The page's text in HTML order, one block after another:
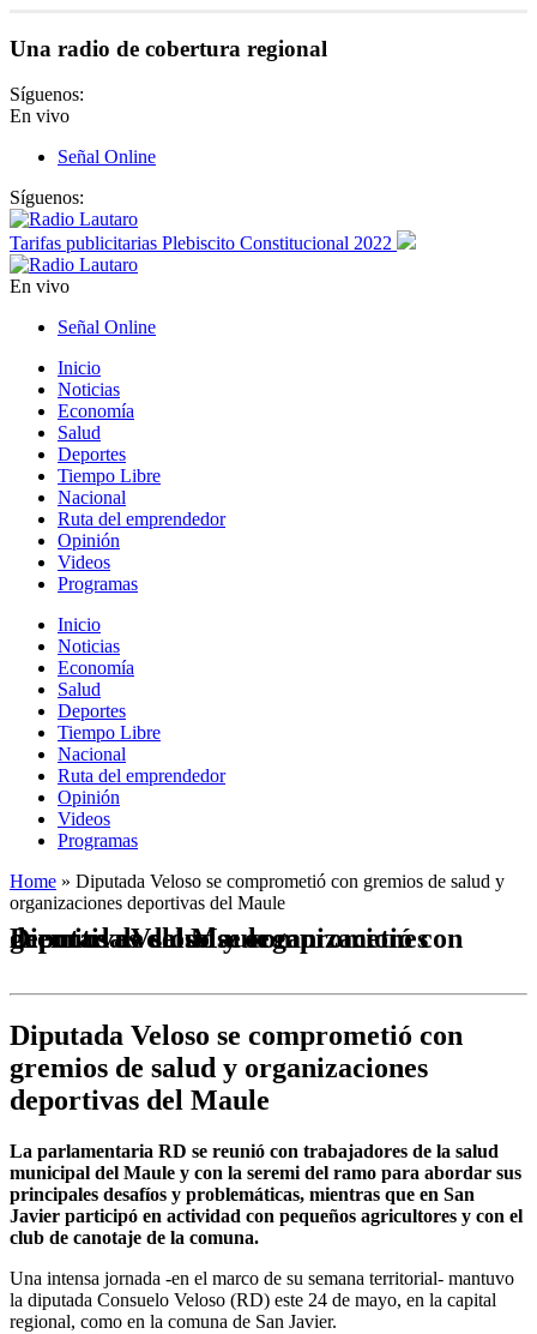
Una radio de cobertura regional
Síguenos:
En vivo
Señal Online
Síguenos:
Tarifas publicitarias Plebiscito Constitucional 2022
En vivo
Señal Online
Inicio
Noticias
Economía
Salud
Deportes
Tiempo Libre
Nacional
Ruta del emprendedor
Opinión
Videos
Programas
Inicio
Noticias
Economía
Salud
Deportes
Tiempo Libre
Nacional
Ruta del emprendedor
Opinión
Videos
Programas
Home » Diputada Veloso se comprometió con gremios de salud y
organizaciones deportivas del Maule
Diputada Veloso se comprometió con gremios de salud y organizaciones deportivas del Maule
Diputada Veloso se comprometió con
gremios de salud y organizaciones
deportivas del Maule
La parlamentaria RD se reunió con trabajadores de la salud
municipal del Maule y con la seremi del ramo para abordar sus
principales desafíos y problemáticas, mientras que en San
Javier participó en actividad con pequeños agricultores y con el
club de canotaje de la comuna.
Una intensa jornada -en el marco de su semana territorial- mantuvo
la diputada Consuelo Veloso (RD) este 24 de mayo, en la capital
regional, como en la comuna de San Javier.